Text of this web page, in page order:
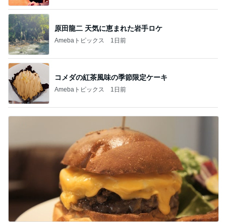
原田龍二 天気に恵まれた岩手ロケ
Amebaトピックス 1日前
コメダの紅茶風味の季節限定ケーキ
Amebaトピックス 1日前